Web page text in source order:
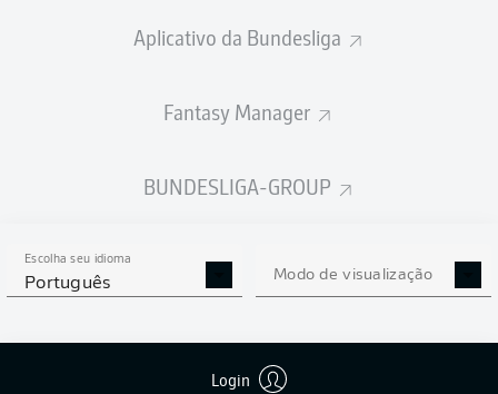
Aplicativo da Bundesliga
Fantasy Manager
BUNDESLIGA-GROUP
Escolha seu idioma
Português Modo de visualização
Login
FIM DE JOGO
120'+ 2 Cartão amarelo
KOULIERAKIS